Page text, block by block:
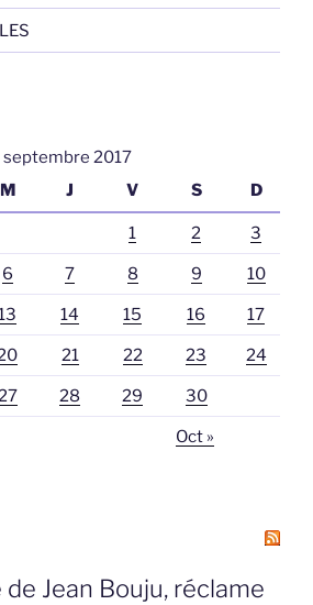
septembre 2017
M J V S D
1 2 3
6 7 8 9 10
14 15 16 17
21 22 23 24
28 29 30
Oct »
de Jean Bouju, réclame